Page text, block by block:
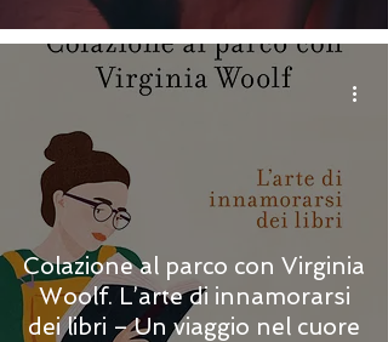
Colazione al parco con Virginia
Woolf. L’arte di innamorarsi
dei libri – Un viaggio nel cuore